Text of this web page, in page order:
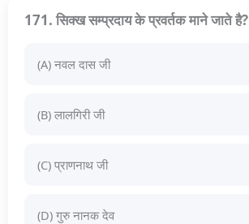
171. सिक्ख सम्प्रदाय के प्रवर्तक माने जाते है?
(A) नवल दास जी
(B) लालगिरी जी
(C) प्राणनाथ जी
(D) गुरु नानक देव